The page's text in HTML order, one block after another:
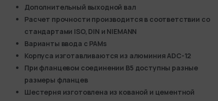
Дополнительный выходной вал
Расчет прочности производится в соответствии со
стандартами ISO, DIN и NIEMANN
Варианты ввода с РАМs
Корпуса изготавливаются из алюминия ADC-12
При фланцевом соединении B5 доступны разные
размеры фланцев
Шестерня изготовлена из кованой и цементной